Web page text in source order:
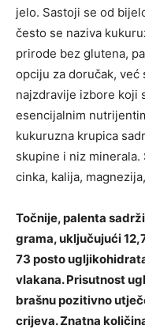
jelo. Sastoji se od
često se naziva
prirode bez glutena,
opciju za doručak, već
najzdravije izbore koji
esencijalnim
kukuruzna krupica
skupine i niz
cinka, kalija,
Točnije, palenta
grama, uključujući
73 posto
vlakana. Prisutnost
brašnu pozitivno
crijeva. Znatna